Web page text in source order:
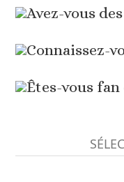
Avez-vous
Connaissez-
Êtes-vous